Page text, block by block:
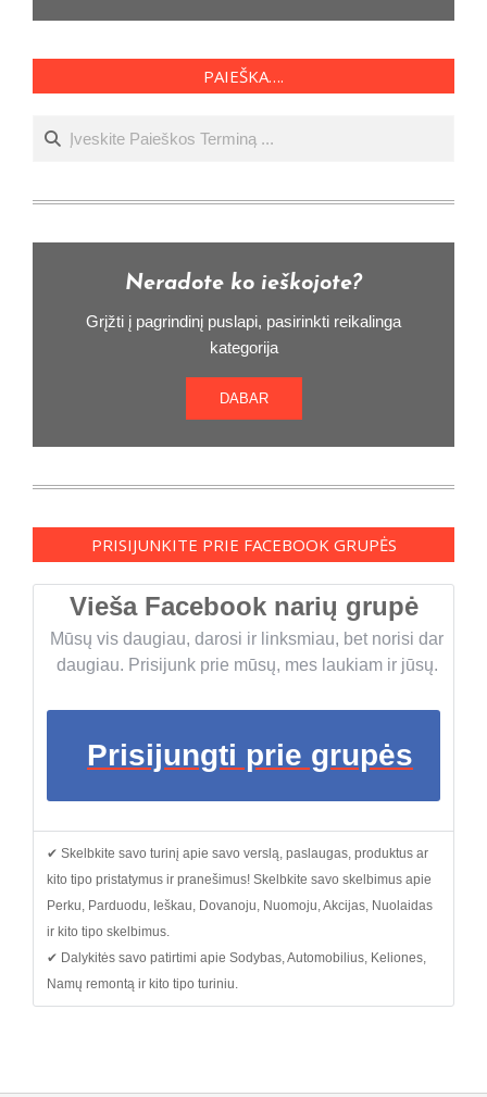
PAIEŠKA….
Ieškoti
Neradote ko ieškojote?
Grįžti į pagrindinį puslapi, pasirinkti reikalinga
kategorija
DABAR
PRISIJUNKITE PRIE FACEBOOK GRUPĖS
Vieša Facebook narių grupė
Mūsų vis daugiau, darosi ir linksmiau, bet norisi dar
daugiau. Prisijunk prie mūsų, mes laukiam ir jūsų.
Prisijungti prie grupės
✔ Skelbkite savo turinį apie savo verslą, paslaugas, produktus ar
kito tipo pristatymus ir pranešimus! Skelbkite savo skelbimus apie
Perku, Parduodu, Ieškau, Dovanoju, Nuomoju, Akcijas, Nuolaidas
ir kito tipo skelbimus.
✔ Dalykitės savo patirtimi apie Sodybas, Automobilius, Keliones,
Namų remontą ir kito tipo turiniu.